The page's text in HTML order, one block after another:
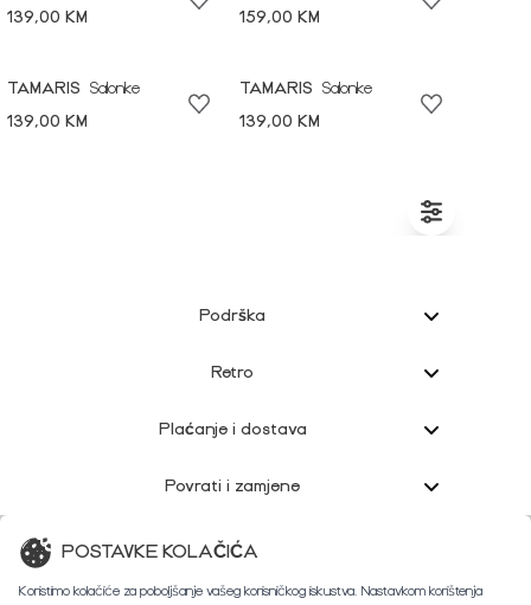
139,00 KM
159,00 KM
TAMARIS
Salonke
139,00 KM
TAMARIS
Salonke
139,00 KM
Podrška
Retro
Plaćanje i dostava
Povrati i zamjene
Korisnička podrška
POSTAVKE KOLAČIĆA
Koristimo kolačiće za poboljšanje vašeg korisničkog iskustva. Nastavkom korištenja